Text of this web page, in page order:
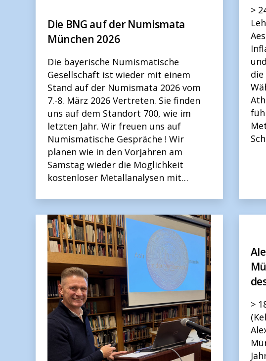
Die BNG auf der Numismata
München 2026
Die bayerische Numismatische
Gesellschaft ist wieder mit einem
Stand auf der Numismata 2026 vom
7.-8. März 2026 Vertreten. Sie finden
uns auf dem Standort 700, wie im
letzten Jahr. Wir freuen uns auf
Numismatische Gespräche ! Wir
planen wie in den Vorjahren am
Samstag wieder die Möglichkeit
kostenloser Metallanalysen mit…
>
>